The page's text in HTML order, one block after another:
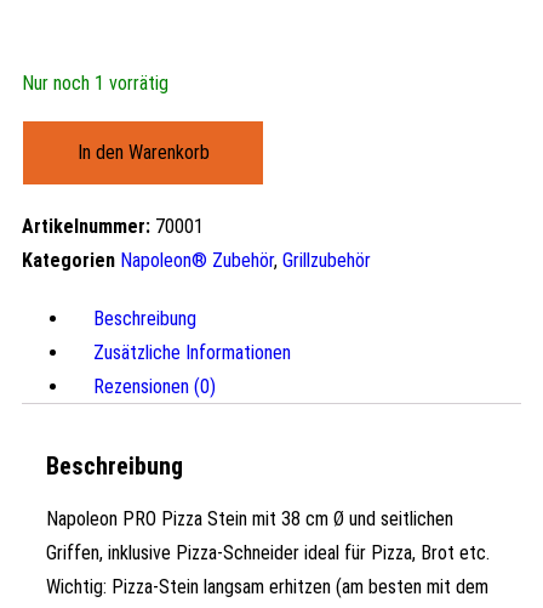
Nur noch 1 vorrätig
In den Warenkorb
Artikelnummer: 70001
Kategorien Napoleon® Zubehör, Grillzubehör
Beschreibung
Zusätzliche Informationen
Rezensionen (0)
Beschreibung
Napoleon PRO Pizza Stein mit 38 cm Ø und seitlichen
Griffen, inklusive Pizza-Schneider ideal für Pizza, Brot etc.
Wichtig: Pizza-Stein langsam erhitzen (am besten mit dem